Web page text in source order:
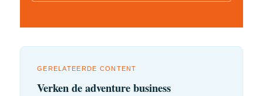
GERELATEERDE CONTENT
Verken de adventure business